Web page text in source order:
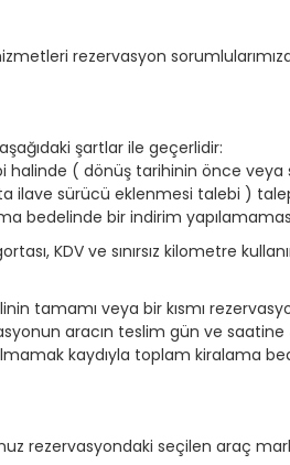
rezervasyon
şartlar ile geçerlidir:
halinde ( dönüş tarihinin önce veya
sürücü eklenmesi talebi )
bedelinde bir indirim
KDV ve sınırsız kilometre
tamamı veya bir kısmı
aracın teslim gün ve saatine
kaydıyla toplam kiralama
rezervasyondaki seçilen araç